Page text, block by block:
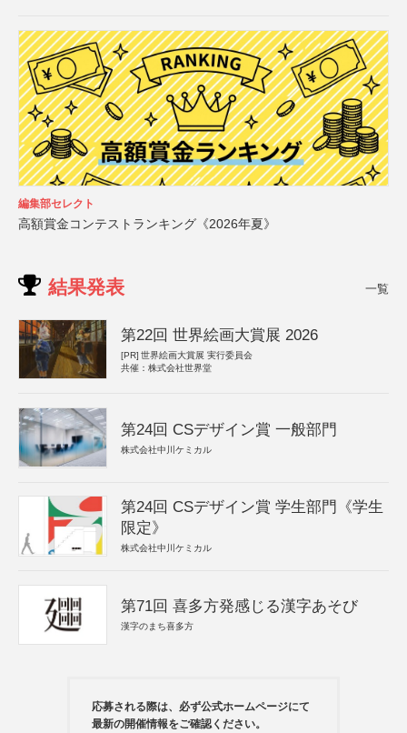
編集部セレクト
高額賞金コンテストランキング《2026年夏》
結果発表 一覧
第22回 世界絵画大賞展 2026
[PR] 世界絵画大賞展 実行委員会
共催：株式会社世界堂
第24回 CSデザイン賞 一般部門
株式会社中川ケミカル
第24回 CSデザイン賞 学生部門《学生
限定》
株式会社中川ケミカル
第71回 喜多方発感じる漢字あそび
漢字のまち喜多方
応募される際は、必ず公式ホームページにて
最新の開催情報をご確認ください。